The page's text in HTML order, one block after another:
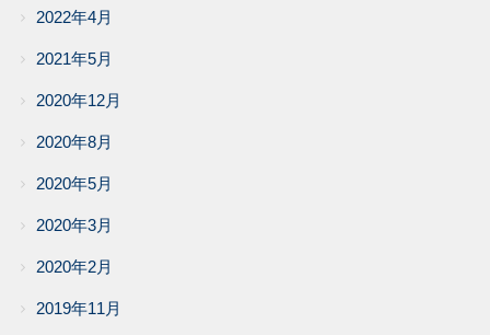
2022年4月
2021年5月
2020年12月
2020年8月
2020年5月
2020年3月
2020年2月
2019年11月